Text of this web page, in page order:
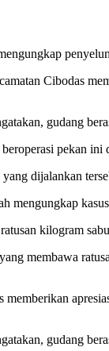
Cibodas
gudang
pekan
dijalankan
mengungkap
kilogram
membawa
gudang